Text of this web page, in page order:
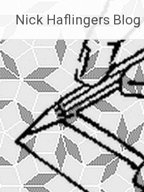
Inhalt
springen
Nick Haflingers Blog